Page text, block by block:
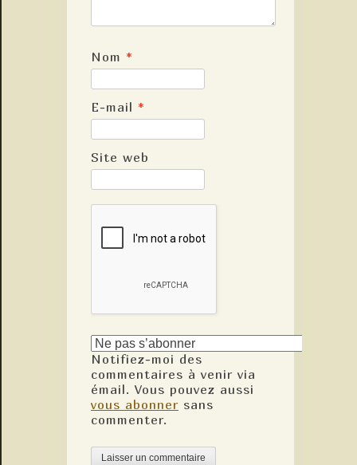
Nom *
E-mail *
Site web
Notifiez-moi des
commentaires à venir via
émail. Vous pouvez aussi
vous abonner sans
commenter.